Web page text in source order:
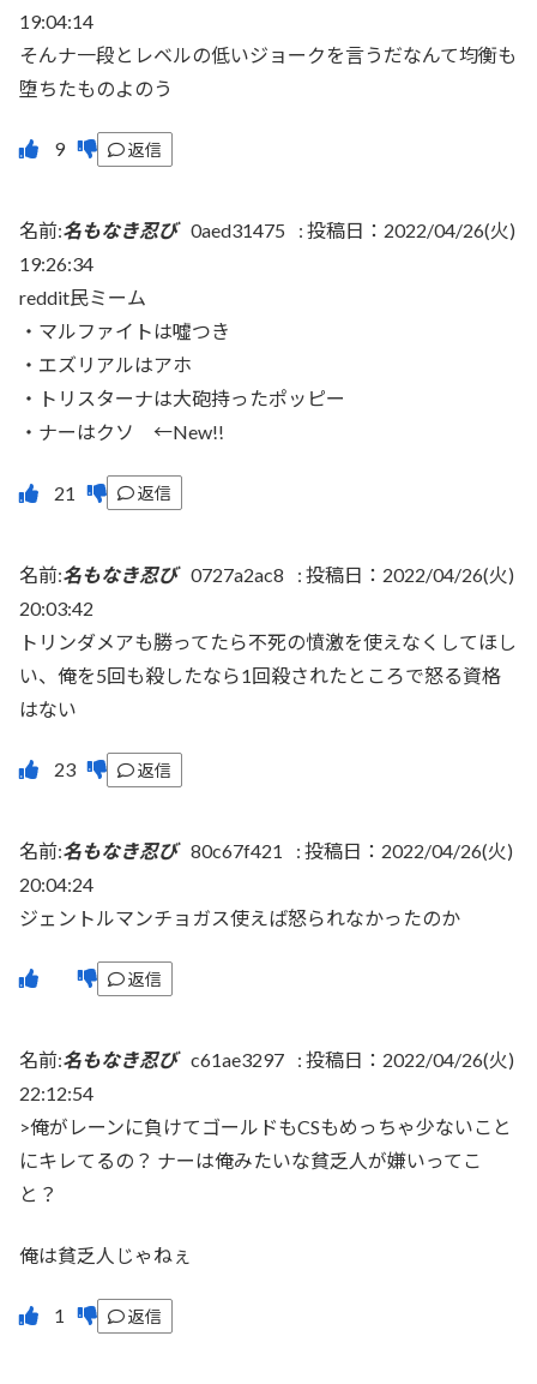
19:04:14
そんナ一段とレベルの低いジョークを言うだなんて均衡も
堕ちたものよのう
返信
名前:名もなき忍び 0aed31475 : 投稿日：2022/04/26(火)
19:26:34
reddit民ミーム
・マルファイトは噓つき
・エズリアルはアホ
・トリスターナは大砲持ったポッピー
・ナーはクソ ←New!!
返信
名前:名もなき忍び 0727a2ac8 : 投稿日：2022/04/26(火)
20:03:42
トリンダメアも勝ってたら不死の憤激を使えなくしてほし
い、俺を5回も殺したなら1回殺されたところで怒る資格
はない
返信
名前:名もなき忍び 80c67f421 : 投稿日：2022/04/26(火)
20:04:24
ジェントルマンチョガス使えば怒られなかったのか
返信
名前:名もなき忍び c61ae3297 : 投稿日：2022/04/26(火)
22:12:54
>俺がレーンに負けてゴールドもCSもめっちゃ少ないこと
にキレてるの？ ナーは俺みたいな貧乏人が嫌いってこ
と？
俺は貧乏人じゃねぇ
返信